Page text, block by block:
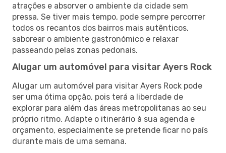
atrações e absorver o ambiente da cidade sem
pressa. Se tiver mais tempo, pode sempre percorrer
todos os recantos dos bairros mais autênticos,
saborear o ambiente gastronómico e relaxar
passeando pelas zonas pedonais.
Alugar um automóvel para visitar Ayers Rock
Alugar um automóvel para visitar Ayers Rock pode
ser uma ótima opção, pois terá a liberdade de
explorar para além das áreas metropolitanas ao seu
próprio ritmo. Adapte o itinerário à sua agenda e
orçamento, especialmente se pretende ficar no país
durante mais de uma semana.